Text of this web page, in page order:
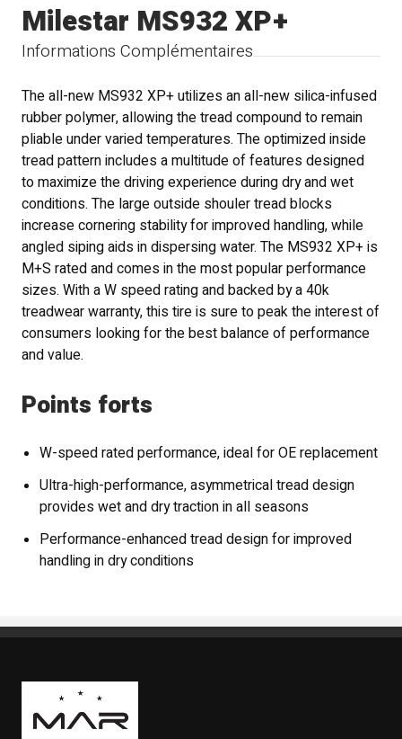
Informations Complémentaires
Milestar MS932 XP+
The all-new MS932 XP+ utilizes an all-new silica-infused
rubber polymer, allowing the tread compound to remain
pliable under varied temperatures. The optimized inside
tread pattern includes a multitude of features designed
to maximize the driving experience during dry and wet
conditions. The large outside shouler tread blocks
increase cornering stability for improved handling, while
angled siping aids in dispersing water. The MS932 XP+ is
M+S rated and comes in the most popular performance
sizes. With a W speed rating and backed by a 40k
treadwear warranty, this tire is sure to peak the interest of
consumers looking for the best balance of performance
and value.
Points forts
W-speed rated performance, ideal for OE replacement
Ultra-high-performance, asymmetrical tread design
provides wet and dry traction in all seasons
Performance-enhanced tread design for improved
handling in dry conditions
Boutique Mags à Rabais